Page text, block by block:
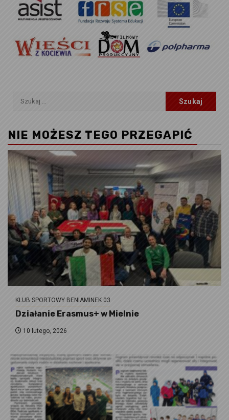
Szukaj:
NIE MOŻESZ TEGO PRZEGAPIĆ
KLUB SPORTOWY BENIAMINEK 03
Działanie Erasmus+ w Mielnie
10 lutego, 2026